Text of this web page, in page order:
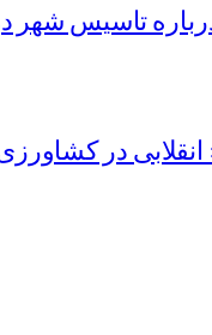
درباره تاسیس شهر
در کشاورزی